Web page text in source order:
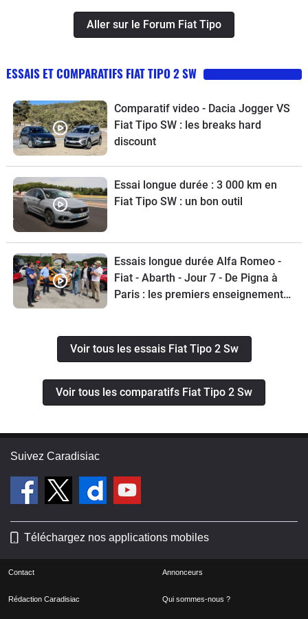
Aller sur le Forum Fiat Tipo
ESSAIS ET COMPARATIFS FIAT TIPO 2 SW
Comparatif video - Dacia Jogger VS
Fiat Tipo SW : les breaks hard
discount
Essai longue durée : 3 000 km en
Fiat Tipo SW : un bon outil
Essais longue durée Alfa Romeo -
Fiat - Abarth - Jour 7 - De Pigna à
Paris : les premiers enseignements
Voir tous les essais Fiat Tipo 2 Sw
Voir tous les comparatifs Fiat Tipo 2 Sw
Suivez Caradisiac
Téléchargez nos applications mobiles
Contact Annonceurs
Rédaction Caradisiac Qui sommes-nous ?